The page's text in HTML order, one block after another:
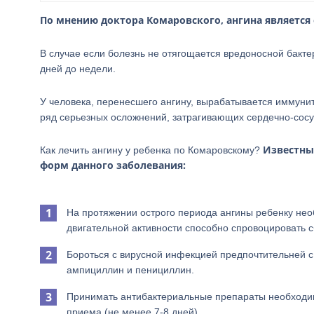
По мнению доктора Комаровского, ангина
В случае если болезнь не отягощается вредоносной
дней до недели.
У человека, перенесшего ангину, вырабатывается
ряд серьезных осложнений, затрагивающих сердечно-
Как лечить ангину у ребенка по Комаровскому?
форм данного заболевания:
На протяжении острого периода ангины ребенку
двигательной активности способно
Бороться с вирусной инфекцией
ампициллин и пенициллин.
Принимать антибактериальные препараты